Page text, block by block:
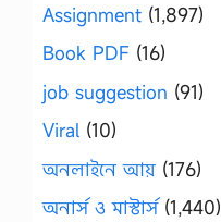
Assignment (1,897)
Book PDF (16)
job suggestion (91)
Viral (10)
অনলাইনে আয় (176)
অনার্স ও মাস্টার্স(1,440)